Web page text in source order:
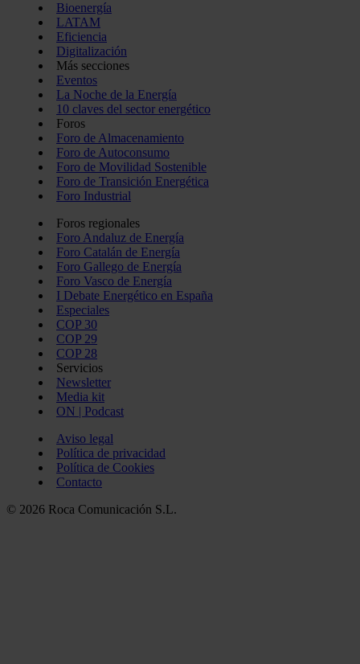
Bioenergía
LATAM
Eficiencia
Digitalización
Más secciones
Eventos
La Noche de la Energía
10 claves del sector energético
Foros
Foro de Almacenamiento
Foro de Autoconsumo
Foro de Movilidad Sostenible
Foro de Transición Energética
Foro Industrial
Foros regionales
Foro Andaluz de Energía
Foro Catalán de Energía
Foro Gallego de Energía
Foro Vasco de Energía
I Debate Energético en España
Especiales
COP 30
COP 29
COP 28
Servicios
Newsletter
Media kit
ON | Podcast
Aviso legal
Política de privacidad
Política de Cookies
Contacto
© 2026 Roca Comunicación S.L.